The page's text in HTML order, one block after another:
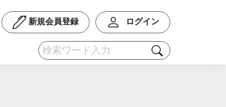
新規会員登録 ログイン